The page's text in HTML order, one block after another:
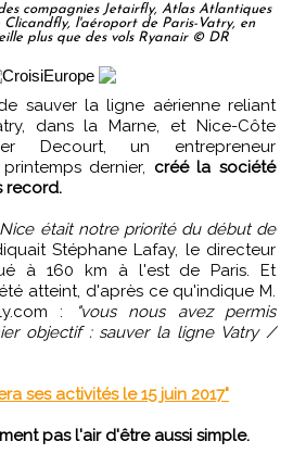
compagnies Jetairfly, Atlas Atlantiques
Clicandfly, l'aéroport de Paris-Vatry, en
plus que des vols Ryanair © DR
dans la Marne, et Nice-Côte
Decourt, un entrepreneur
dernier,
créé la société
record.
était notre priorité du début de
Stéphane Lafay, le directeur
à 160 km à l'est de Paris. Et
atteint, d'après ce qu'indique M.
:
"vous nous avez permis
objectif : sauver la ligne Vatry /
ses activités le 15 juin 2017"
pas l'air d'être aussi simple.